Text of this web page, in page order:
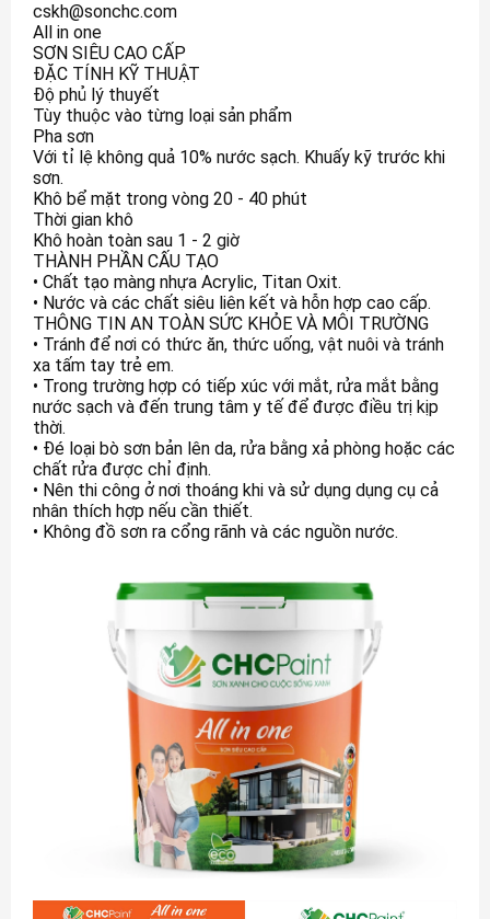
cskh@sonchc.com
All in one
SƠN SIÊU CAO CẤP
ĐẶC TÍNH KỸ THUẬT
Độ phủ lý thuyết
Tùy thuộc vào từng loại sản phẩm
Pha sơn
Với tỉ lệ không quả 10% nước sạch. Khuấy kỹ trước khi
sơn.
Khô bể mặt trong vòng 20 - 40 phút
Thời gian khô
Khô hoàn toàn sau 1 - 2 giờ
THÀNH PHẦN CẤU TẠO
• Chất tạo màng nhựa Acrylic, Titan Oxit.
• Nước và các chất siêu liên kết và hỗn hợp cao cấp.
THÔNG TIN AN TOÀN SỨC KHỎE VÀ MÔI TRƯỜNG
• Tránh để nơi có thức ăn, thức uống, vật nuôi và tránh
xa tấm tay trẻ em.
• Trong trường hợp có tiếp xúc với mắt, rửa mắt bằng
nước sạch và đến trung tâm y tế để được điều trị kịp
thời.
• Đé loại bò sơn bản lên da, rửa bằng xả phòng hoặc các
chất rửa được chỉ định.
• Nên thi công ở nơi thoáng khi và sử dụng dụng cụ cả
nhân thích hợp nếu cần thiết.
• Không đồ sơn ra cổng rãnh và các nguồn nước.